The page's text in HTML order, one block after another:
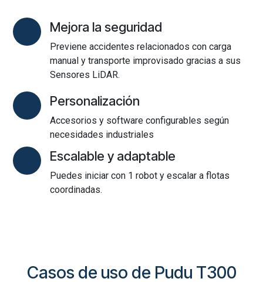
Mejora la seguridad
Previene accidentes relacionados con carga
manual y transporte improvisado gracias a sus
Sensores LiDAR.
Personalización
Accesorios y software configurables según
necesidades industriales
Escalable y adaptable
Puedes iniciar con 1 robot y escalar a flotas
coordinadas.
Casos de uso de Pudu T300